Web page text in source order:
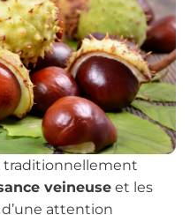
traditionnellement
veineuse et les
d’une attention